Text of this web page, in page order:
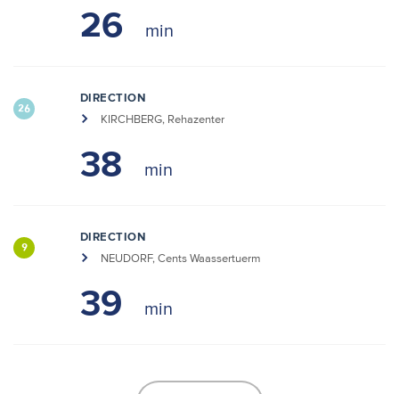
26
26
DIRECTION
KIRCHBERG, Rehazenter
38
9
DIRECTION
NEUDORF, Cents Waassertuerm
39